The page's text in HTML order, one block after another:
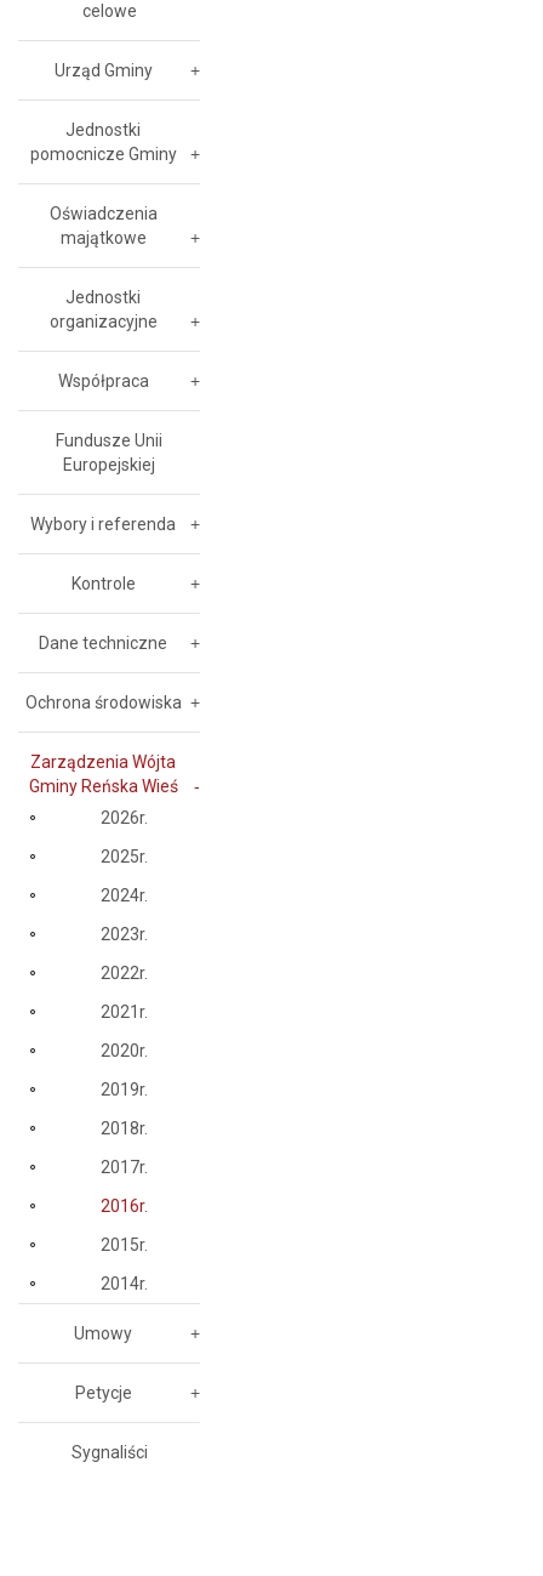
celowe
Urząd Gminy
Jednostki
pomocnicze Gminy
Oświadczenia
majątkowe
Jednostki
organizacyjne
Współpraca
Fundusze Unii
Europejskiej
Wybory i referenda
Kontrole
Dane techniczne
Ochrona środowiska
Zarządzenia Wójta
Gminy Reńska Wieś
2026r.
2025r.
2024r.
2023r.
2022r.
2021r.
2020r.
2019r.
2018r.
2017r.
2016r.
2015r.
2014r.
Umowy
Petycje
Sygnaliści